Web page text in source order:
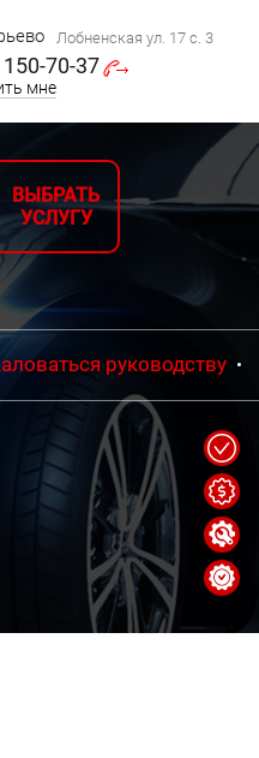
Лобненская ул. 17 с. 3
70-37
мне
ВЫБРАТЬ
УСЛУГУ
руководству